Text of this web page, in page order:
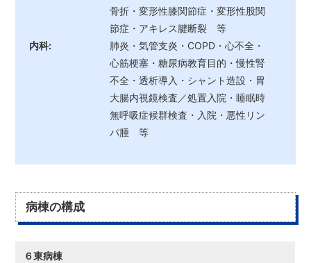
骨折・変形性膝関節症・変形性股関
節症・アキレス腱断裂 等
内科:
肺炎・気管支炎・COPD・心不全・
心筋梗塞・糖尿病教育目的・慢性腎
不全・透析導入・シャント造設・胃
大腸内視鏡検査／処置入院・睡眠時
無呼吸症候群検査・入院・悪性リン
パ腫 等
病棟の構成
６東病棟